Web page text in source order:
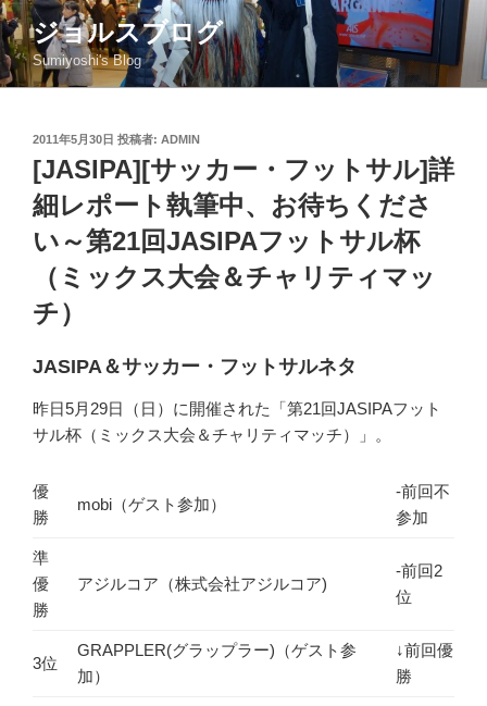
コ
ン
テ
ン
ジョルスブログ
Sumiyoshi's Blog
投
稿
日:
2011年5月30日 投稿者: ADMIN
[JASIPA][サッカー・フットサル]詳
細レポート執筆中、お待ちくださ
い～第21回JASIPAフットサル杯
（ミックス大会＆チャリティマッ
チ）
JASIPA＆サッカー・フットサルネタ
昨日5月29日（日）に開催された「第21回JASIPAフット
サル杯（ミックス大会＆チャリティマッチ）」。
優
勝
mobi（ゲスト参加）
-前回不
参加
準
優
勝
アジルコア（株式会社アジルコア)
-前回2
位
3位
GRAPPLER(グラップラー)（ゲスト参
加）
↓前回優
勝